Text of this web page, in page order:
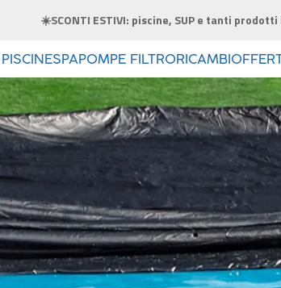
☀️SCONTI ESTIVI: piscine, SUP e tanti
PISCINESPAPOMPE FILTRORICAMBI